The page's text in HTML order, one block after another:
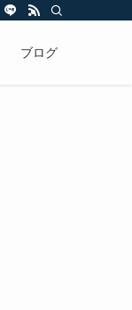
ブログ